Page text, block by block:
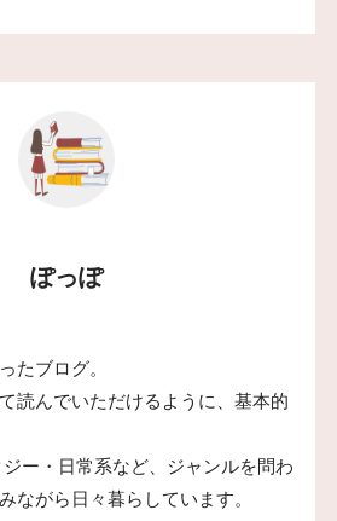
ぽっぽ
ったブログ。
読んでいただけるように、基本的
ー・日常系など、ジャンルを問わ
ながら日々暮らしています。